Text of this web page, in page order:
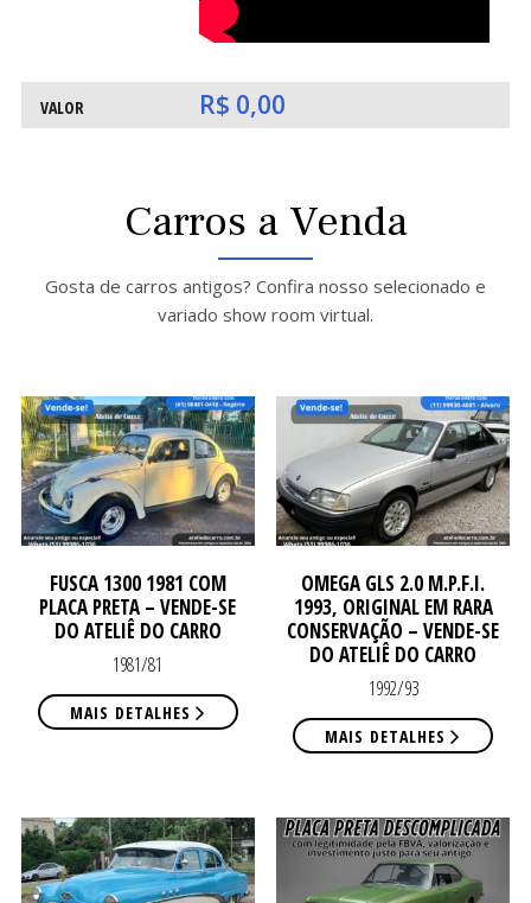
VALOR R$ 0,00
Carros a Venda
Gosta de carros antigos? Confira nosso selecionado e
variado show room virtual.
FUSCA 1300 1981 COM
PLACA PRETA – VENDE-SE
DO ATELIÊ DO CARRO
1981/81
MAIS DETALHES
OMEGA GLS 2.0 M.P.F.I.
1993, ORIGINAL EM RARA
CONSERVAÇÃO – VENDE-SE
DO ATELIÊ DO CARRO
1992/93
MAIS DETALHES